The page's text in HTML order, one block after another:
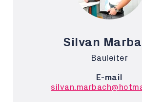
Silvan
Bauleiter
E-mail